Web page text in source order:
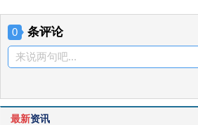
0 条评论
来说两句吧...
最新资讯